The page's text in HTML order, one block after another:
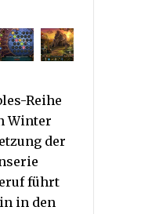
Reihe
Winter
der
führt
in den